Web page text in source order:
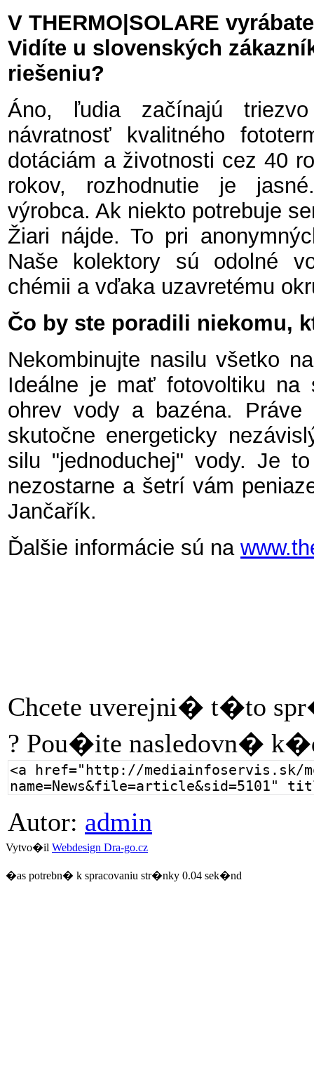
V THERMO|SOLARE
Vidíte u slovenských
riešeniu?
Áno, ľudia začínajú
návratnosť kvalitného
dotáciám a životnosti cez 40
rokov, rozhodnutie je
výrobca. Ak niekto potrebuje
Žiari nájde. To pri
Naše kolektory sú odolné
chémii a vďaka uzavretému
Čo by ste poradili niekomu,
Nekombinujte nasilu všetko
Ideálne je mať fotovoltiku na
ohrev vody a bazéna.
skutočne energeticky
silu "jednoduchej" vody. Je
nezostarne a šetrí vám
Jančařík.
Ďalšie informácie sú na
Chcete uverejni� t�to
? Pou�ite nasledovn�
Autor: admin
Vytvo�il Webdesign Dra-go.cz
�as potrebn� k spracovaniu str�nky 0.04 sek�nd